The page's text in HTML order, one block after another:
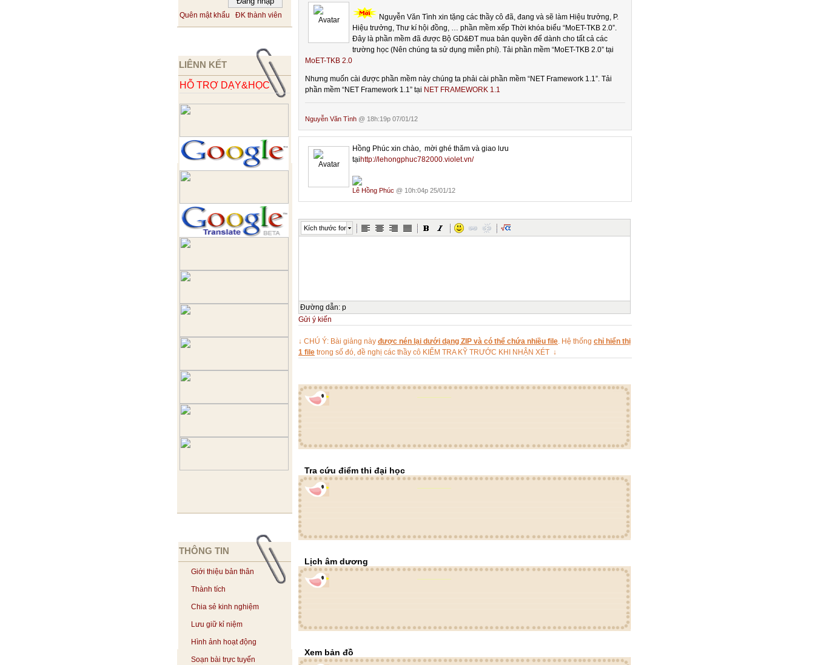
Quên mật khẩu ĐK thành viên
LIÊNN KẾT
HỖ TRỢ DẠY&HỌC
THÔNG TIN
Giới thiệu bản thân
Thành tích
Chia sẻ kinh nghiệm
Lưu giữ kỉ niệm
Hình ảnh hoạt động
Soạn bài trực tuyến
Nguyễn Văn Tình xin tặng các thầy cô đã, đang và sẽ làm Hiệu trưởng, P.
Hiệu trưởng, Thư kí hội đồng, … phần mềm xếp Thời khóa biểu “MoET-TKB 2.0”.
Đây là phần mềm đã được Bộ GD&ĐT mua bản quyền để dành cho tất cả các
trường học (Nên chúng ta sử dụng miễn phí). Tải phần mềm “MoET-TKB 2.0” tại
MoET-TKB 2.0
Nhưng muốn cài được phần mềm này chúng ta phải cài phần mềm “NET Framework 1.1”. Tải
phần mềm “NET Framework 1.1” tại NET FRAMEWORK 1.1
Nguyễn Văn Tình @ 18h:19p 07/01/12
Hồng Phúc xin chào, mời ghé thăm và giao lưu
tạihttp://lehongphuc782000.violet.vn/
Lê Hồng Phúc @ 10h:04p 25/01/12
Kích thước font
Đường dẫn: p
Gửi ý kiến
↓ CHÚ Ý: Bài giảng này được nén lại dưới dạng ZIP và có thể chứa nhiều file. Hệ thống chỉ hiển thị
1 file trong số đó, đề nghị các thầy cô KIỂM TRA KỸ TRƯỚC KHI NHẬN XÉT ↓
Tra cứu điểm thi đại học
Lịch âm dương
Xem bản đồ